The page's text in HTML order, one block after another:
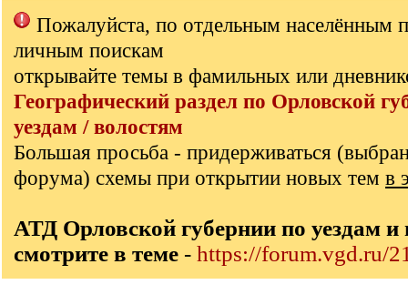
Пожалуйста, по отдельным населённым
личным поискам
открывайте темы в фамильных или
Географический раздел по Орловской
уездам / волостям
Большая просьба - придерживаться
форума) схемы при открытии новых тем в
АТД Орловской губернии по уездам и
смотрите в теме - https://forum.vgd.ru/